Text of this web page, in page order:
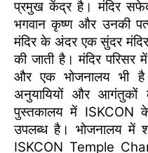
प्रमुख केंद्र है। मंदिर
भगवान कृष्ण और उनकी
मंदिर के अंदर एक सुंदर
की जाती है। मंदिर
और एक भोजनालय भी
अनुयायियों और आगंतुकों
पुस्तकालय में ISKCON के
उपलब्ध है। भोजनालय में
ISKCON Temple